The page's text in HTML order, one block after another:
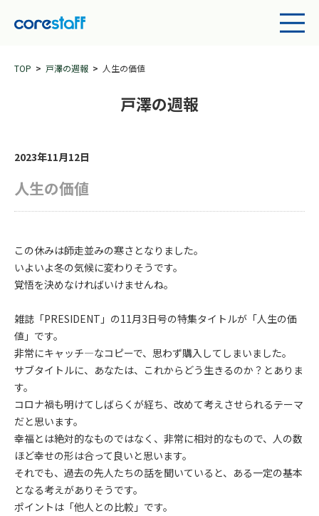
TOP 戸澤の週報 人生の価値
戸澤の週報
2023年11月12日
人生の価値
この休みは師走並みの寒さとなりました。
いよいよ冬の気候に変わりそうです。
覚悟を決めなければいけませんね。
雑誌「PRESIDENT」の11月3日号の特集タイトルが「人生の価
値」です。
非常にキャッチ―なコピーで、思わず購入してしまいました。
サブタイトルに、あなたは、これからどう生きるのか？とありま
す。
コロナ禍も明けてしばらくが経ち、改めて考えさせられるテーマ
だと思います。
幸福とは絶対的なものではなく、非常に相対的なもので、人の数
ほど幸せの形は合って良いと思います。
それでも、過去の先人たちの話を聞いていると、ある一定の基本
となる考えがありそうです。
ポイントは「他人との比較」です。